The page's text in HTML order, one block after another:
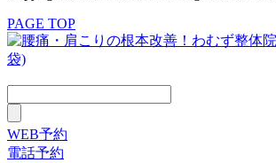
PAGE TOP
WEB予約
電話予約